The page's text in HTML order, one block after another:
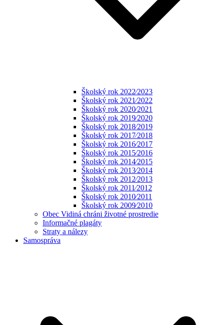
Školský rok 2022⁄2023
Školský rok 2021⁄2022
Školský rok 2020⁄2021
Školský rok 2019⁄2020
Školský rok 2018⁄2019
Školský rok 2017⁄2018
Školský rok 2016⁄2017
Školský rok 2015⁄2016
Školský rok 2014⁄2015
Školský rok 2013⁄2014
Školský rok 2012⁄2013
Školský rok 2011⁄2012
Školský rok 2010⁄2011
Školský rok 2009⁄2010
Obec Vidiná chráni životné prostredie
Informačné plagáty
Straty a nálezy
Samospráva